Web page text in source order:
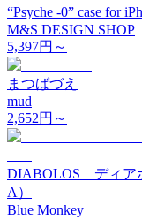
“Psyche -0” case for
M&S DESIGN SHOP
5,397円～
まつばづえ
mud
2,652円～
DIABOLOS ディア
A）
Blue Monkey